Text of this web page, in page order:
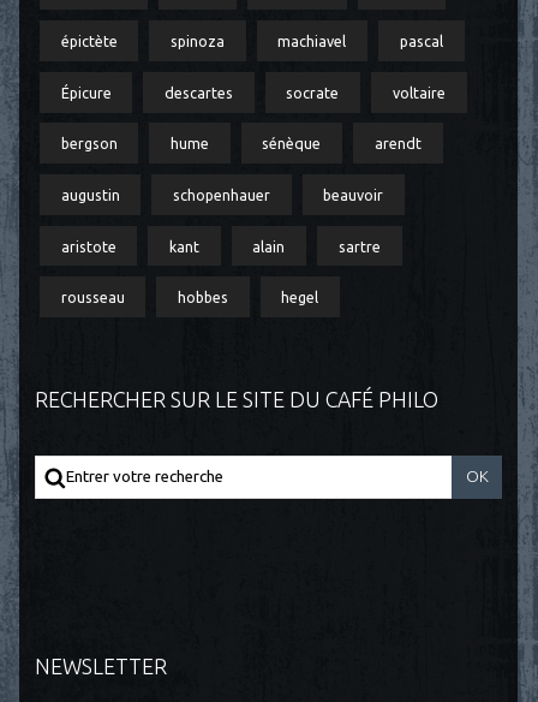
épictète spinoza machiavel pascal
Épicure descartes socrate voltaire
bergson hume sénèque arendt
augustin schopenhauer beauvoir
aristote kant alain sartre
rousseau hobbes hegel
RECHERCHER SUR LE SITE DU CAFÉ PHILO
NEWSLETTER